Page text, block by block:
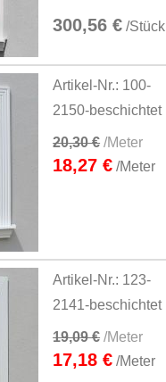
300,56 € /Stück
Artikel-Nr.: 100-
2150-beschichtet
20,30 € /Meter
18,27 € /Meter
Artikel-Nr.: 123-
2141-beschichtet
19,09 € /Meter
17,18 € /Meter